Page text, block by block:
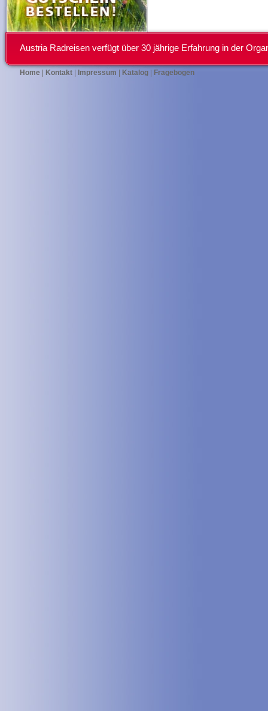
Austria Radreisen verfügt über 30 jährige Erfahrung in der
Home| Kontakt| Impressum Katalog| Fragebogen